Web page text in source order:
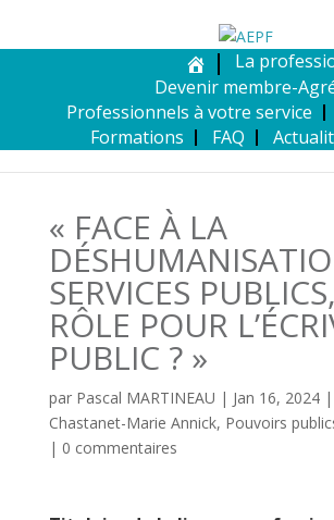
La
Devenir membre-
Professionnels à votre service
Formations
FAQ
« FACE À LA
SERVICES
RÔLE POUR
PUBLIC ? »
par Pascal MARTINEAU | Jan 16, 2024|
Chastanet-Marie Annick, Pouvoirs
| 0 commentaires